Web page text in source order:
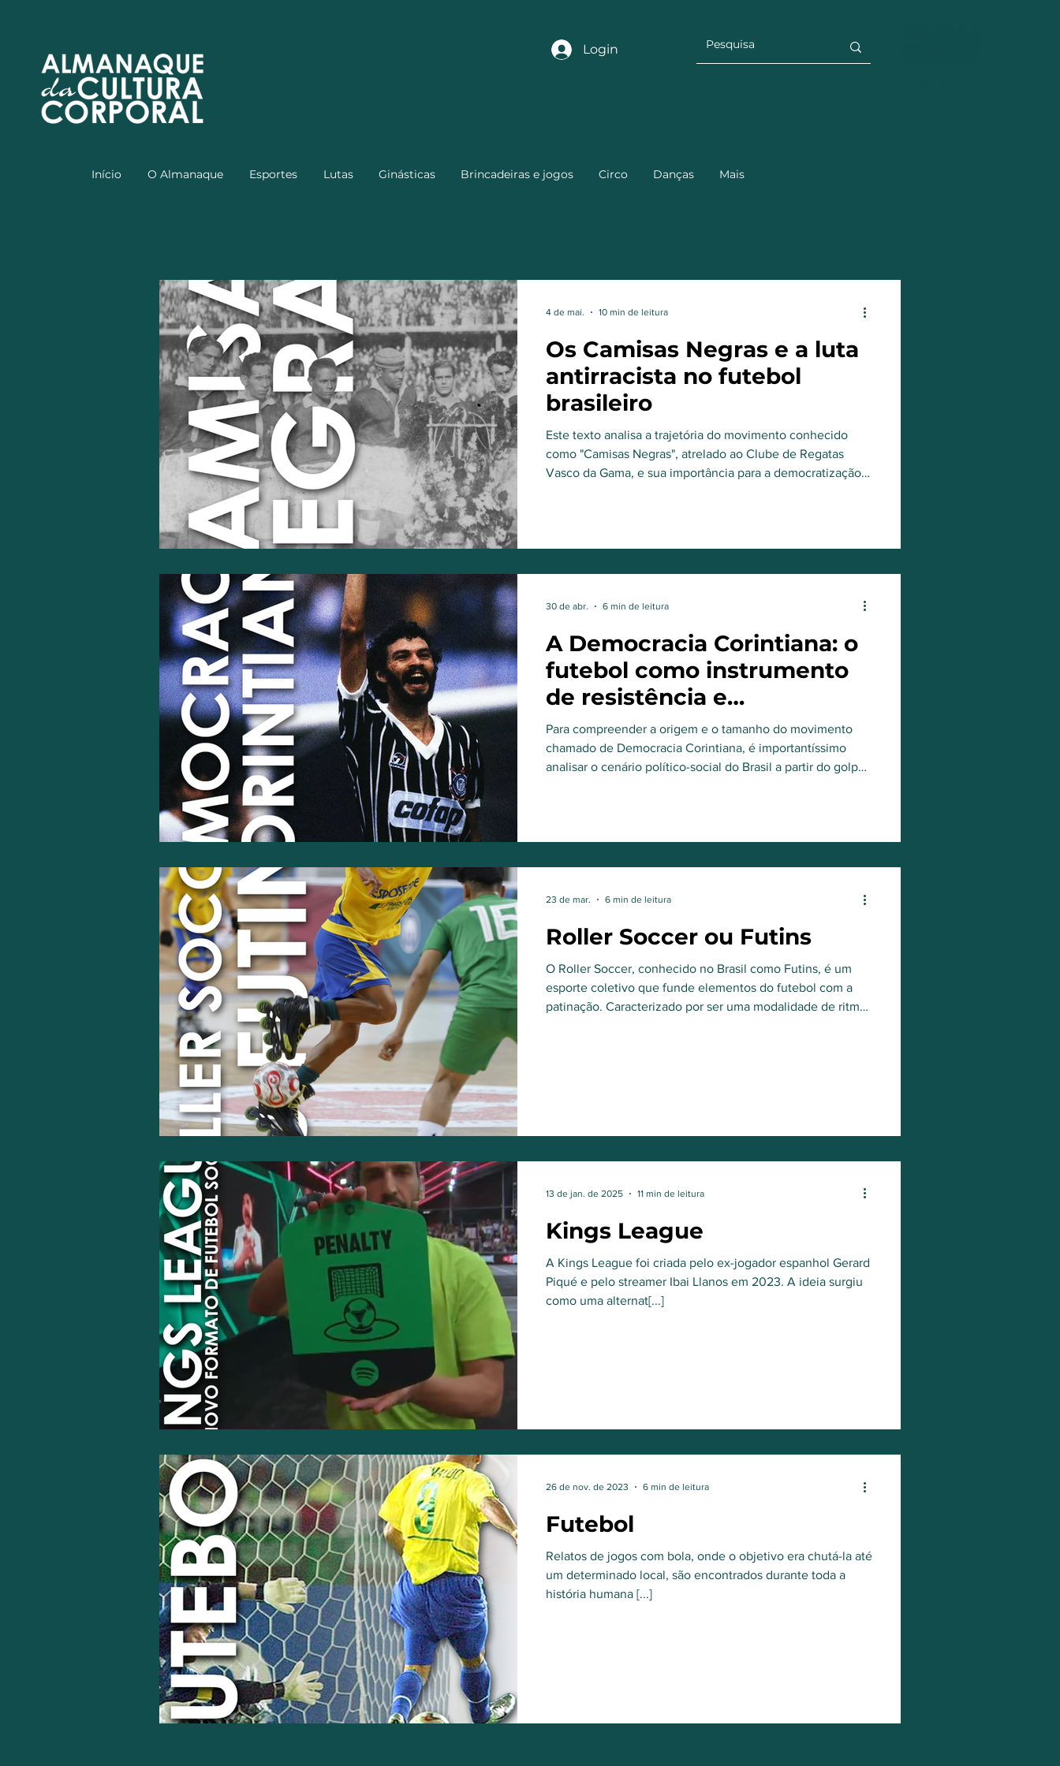
Login
Início O Almanaque Esportes Lutas Ginásticas Brincadeiras e jogos Circo Danças Mais
Os Camisas Negras e a luta
antirracista no futebol
brasileiro
Este texto analisa a trajetória do movimento conhecido
como "Camisas Negras", atrelado ao Clube de Regatas
Vasco da Gama, e sua importância para a democratização e
4 de mai. 10 min de leitura
A Democracia Corintiana: o
futebol como instrumento
de resistência e
emancipação sociopolítica
Para compreender a origem e o tamanho do movimento
chamado de Democracia Corintiana, é importantíssimo
analisar o cenário político-social do Brasil a partir do golpe
30 de abr. 6 min de leitura
Roller Soccer ou Futins
O Roller Soccer, conhecido no Brasil como Futins, é um
esporte coletivo que funde elementos do futebol com a
patinação. Caracterizado por ser uma modalidade de ritmo
23 de mar. 6 min de leitura
Kings League
A Kings League foi criada pelo ex-jogador espanhol Gerard
Piqué e pelo streamer Ibai Llanos em 2023. A ideia surgiu
como uma alternat[...]
13 de jan. de 2025 11 min de leitura
Futebol
Relatos de jogos com bola, onde o objetivo era chutá-la até
um determinado local, são encontrados durante toda a
história humana [...]
26 de nov. de 2023 6 min de leitura